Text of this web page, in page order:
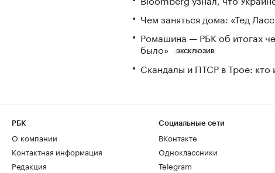
Чем заняться дома: «Тед
Ромашина — РБК об итогах
было»
ЭКСКЛЮЗИВ
Скандалы и ПТСР в Трое: кто
РБК
О компании
Контактная информация
Редакция
Социальные сети
ВКонтакте
Одноклассники
Telegram